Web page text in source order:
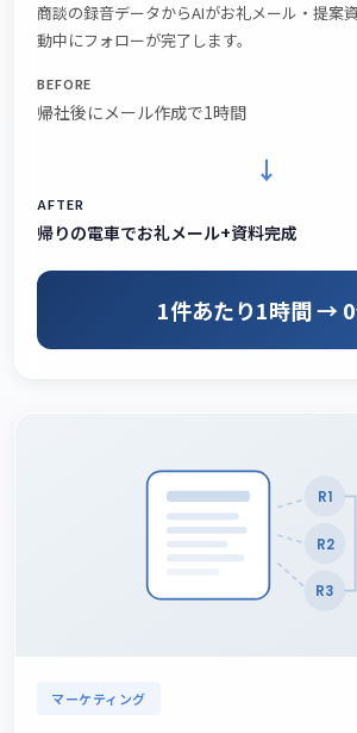
商談の録音データからAIがお礼メール・提案
動中にフォローが完了します。
BEFORE
帰社後にメール作成で1時間
→
AFTER
帰りの電車でお礼メール+資料完成
1件あたり1時間 →
R1
R2
R3
マーケティング